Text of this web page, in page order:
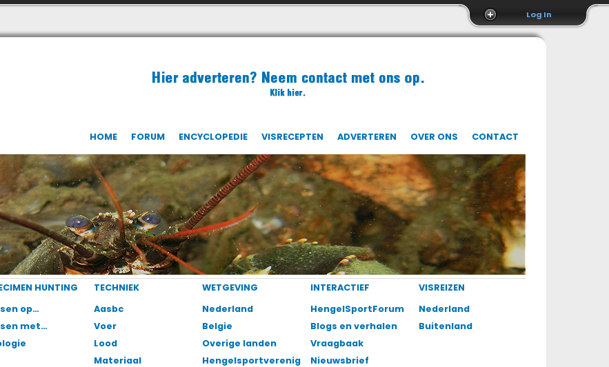
Log In
HOME FORUM ENCYCLOPEDIE VISRECEPTEN ADVERTEREN OVER ONS CONTACT
HUNTING
op…
met…
TECHNIEK
Aasbc
Voer
Lood
Materiaal
WETGEVING
Nederland
Belgie
Overige landen
Hengelsportverenigingen
INTERACTIEF
HengelSportForum
Blogs en verhalen
Vraagbaak
Nieuwsbrief
VISREIZEN
Nederland
Buitenland